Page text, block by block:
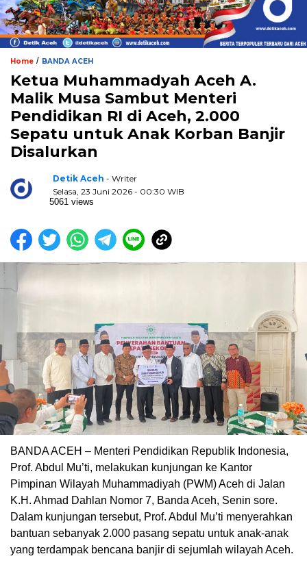
Home / BANDA ACEH
Ketua Muhammadyah Aceh A.
Malik Musa Sambut Menteri
Pendidikan RI di Aceh, 2.000
Sepatu untuk Anak Korban Banjir
Disalurkan
Detik Aceh - Writer
Selasa, 23 Juni 2026 - 00:30 WIB
5061 views
BANDA ACEH – Menteri Pendidikan Republik Indonesia,
Prof. Abdul Mu’ti, melakukan kunjungan ke Kantor
Pimpinan Wilayah Muhammadiyah (PWM) Aceh di Jalan
K.H. Ahmad Dahlan Nomor 7, Banda Aceh, Senin sore.
Dalam kunjungan tersebut, Prof. Abdul Mu’ti menyerahkan
bantuan sebanyak 2.000 pasang sepatu untuk anak-anak
yang terdampak bencana banjir di sejumlah wilayah Aceh.